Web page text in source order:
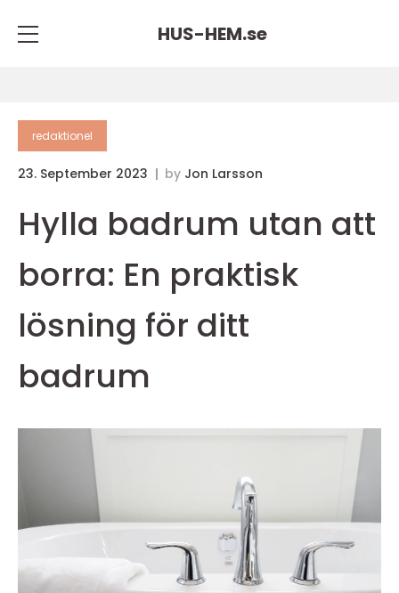
HUS-HEM.se
redaktionel
23. September 2023 by Jon Larsson
Hylla badrum utan att
borra: En praktisk
lösning för ditt
badrum